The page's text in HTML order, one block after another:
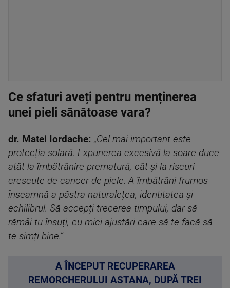
Ce sfaturi aveți pentru menținerea
unei pieli sănătoase vara?
dr. Matei Iordache: „Cel mai important este
protecția solară. Expunerea excesivă la soare duce
atât la îmbătrânire prematură, cât și la riscuri
crescute de cancer de piele. A îmbătrâni frumos
înseamnă a păstra naturalețea, identitatea și
echilibrul. Să accepți trecerea timpului, dar să
rămâi tu însuți, cu mici ajustări care să te facă să
te simți bine.”
A ÎNCEPUT RECUPERAREA
REMORCHERULUI ASTANA, DUPĂ TREI